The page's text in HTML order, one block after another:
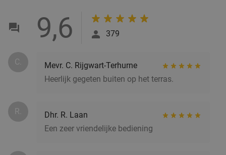
9,6 379
C.
Mevr. C. Rijgwart-Terhurne
Heerlijk gegeten buiten op het terras.
R.
Dhr. R. Laan
Een zeer vriendelijke bediening